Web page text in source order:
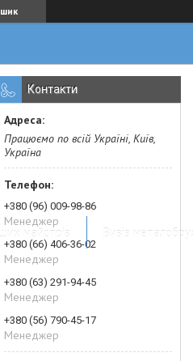
майстрів Вивіз
Контакти
Працюємо по всій Україні, Київ,
Україна
+380 (96) 009-98-86
Менеджер
+380 (66) 406-36-02
Менеджер
+380 (63) 291-94-45
Менеджер
+380 (56) 790-45-17
Менеджер